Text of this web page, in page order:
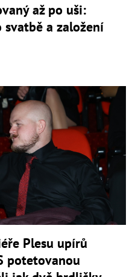
až po uši:
a založení
Plesu upírů
potetovanou